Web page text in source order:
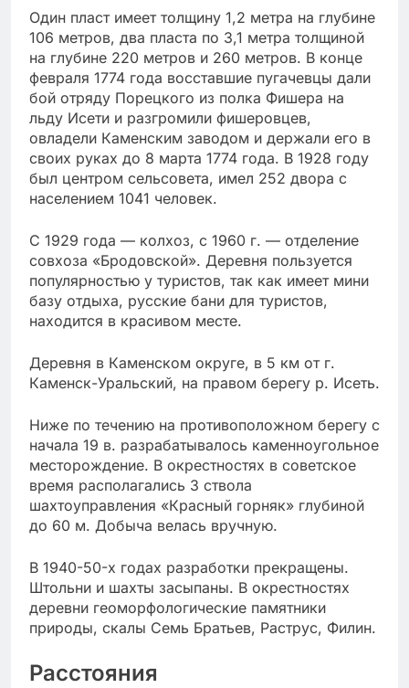
Один пласт имеет толщину 1,2 метра на глубине
106 метров, два пласта по 3,1 метра толщиной
на глубине 220 метров и 260 метров. В конце
февраля 1774 года восставшие пугачевцы дали
бой отряду Порецкого из полка Фишера на
льду Исети и разгромили фишеровцев,
овладели Каменским заводом и держали его в
своих руках до 8 марта 1774 года. В 1928 году
был центром сельсовета, имел 252 двора с
населением 1041 человек.
С 1929 года — колхоз, с 1960 г. — отделение
совхоза «Бродовской». Деревня пользуется
популярностью у туристов, так как имеет мини
базу отдыха, русские бани для туристов,
находится в красивом месте.
Деревня в Каменском округе, в 5 км от г.
Каменск-Уральский, на правом берегу р. Исеть.
Ниже по течению на противоположном берегу с
начала 19 в. разрабатывалось каменноугольное
месторождение. В окрестностях в советское
время располагались 3 ствола
шахтоуправления «Красный горняк» глубиной
до 60 м. Добыча велась вручную.
В 1940-50-х годах разработки прекращены.
Штольни и шахты засыпаны. В окрестностях
деревни геоморфологические памятники
природы, скалы Семь Братьев, Раструс, Филин.
Расстояния